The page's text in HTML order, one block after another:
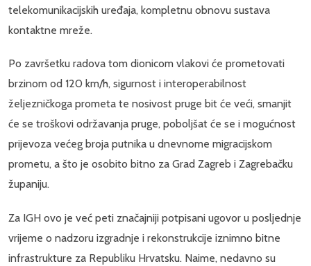
telekomunikacijskih uređaja, kompletnu obnovu sustava
kontaktne mreže.
Po završetku radova tom dionicom vlakovi će prometovati
brzinom od 120 km/h, sigurnost i interoperabilnost
željezničkoga prometa te nosivost pruge bit će veći, smanjit
će se troškovi održavanja pruge, poboljšat će se i mogućnost
prijevoza većeg broja putnika u dnevnome migracijskom
prometu, a što je osobito bitno za Grad Zagreb i Zagrebačku
županiju.
Za IGH ovo je već peti značajniji potpisani ugovor u posljednje
vrijeme o nadzoru izgradnje i rekonstrukcije iznimno bitne
infrastrukture za Republiku Hrvatsku. Naime, nedavno su